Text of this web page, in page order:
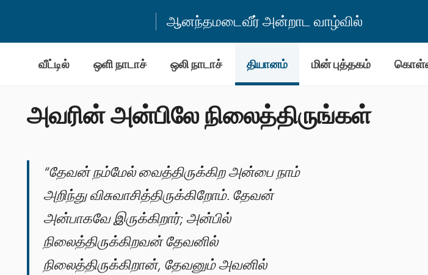
ஆனந்தமடைவீர் அன்றாட வாழ்வில்
வீட்டில் ஒளி நாடாச் ஒலி நாடாச் தியானம் மின் புத்தகம்
அவரின் அன்பிலே நிலைத்திருங்கள்
“தேவன் நம்மேல் வைத்திருக்கிற அன்பை நாம்
அறிந்து விசுவாசித்திருக்கிறோம். தேவன்
அன்பாகவே இருக்கிறார்; அன்பில்
நிலைத்திருக்கிறவன் தேவனில்
நிலைத்திருக்கிறான், தேவனும் அவனில்